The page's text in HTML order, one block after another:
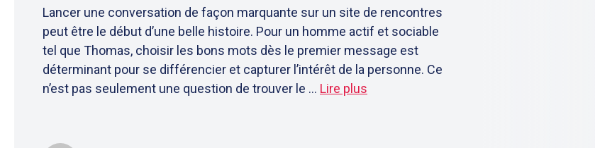
Lancer une conversation de façon marquante sur un site de rencontres
peut être le début d’une belle histoire. Pour un homme actif et sociable
tel que Thomas, choisir les bons mots dès le premier message est
déterminant pour se différencier et capturer l’intérêt de la personne. Ce
n’est pas seulement une question de trouver le ... Lire plus